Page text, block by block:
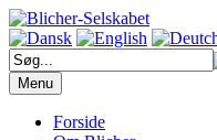
Søg
på
https://blicherselskabet.dk/
Menu
Forside